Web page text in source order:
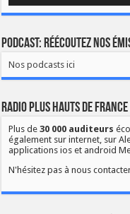
Podcast: Réécoutez nos
Nos podcasts ici
Radio Plus Hauts de
Plus de30 000 auditeurs
également sur internet, sur
applications ios et android
N'hésitez pas à nous